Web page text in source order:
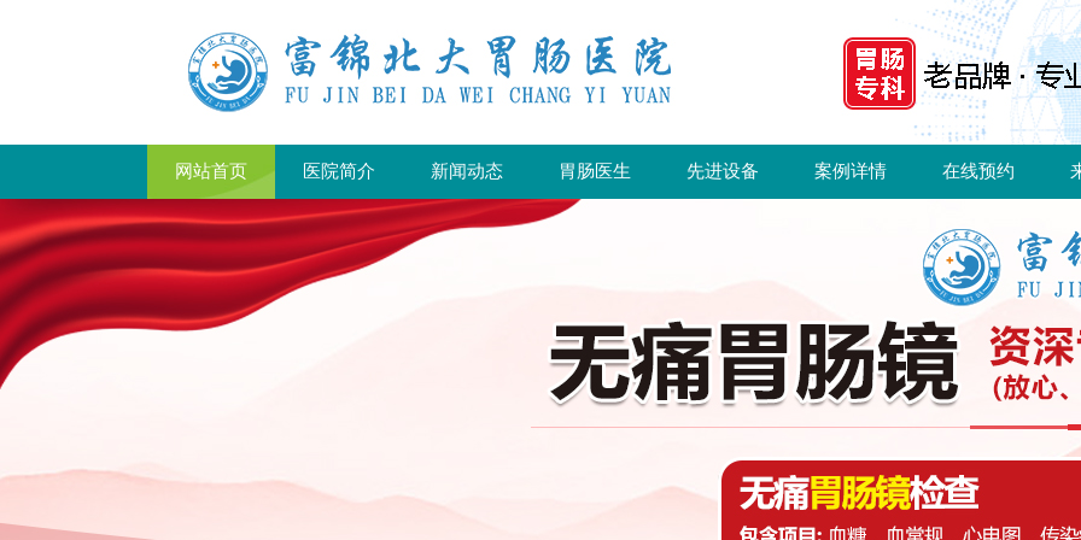
网站首页 医院简介 新闻动态 胃肠医生 先进设备 案例详情 在线预约